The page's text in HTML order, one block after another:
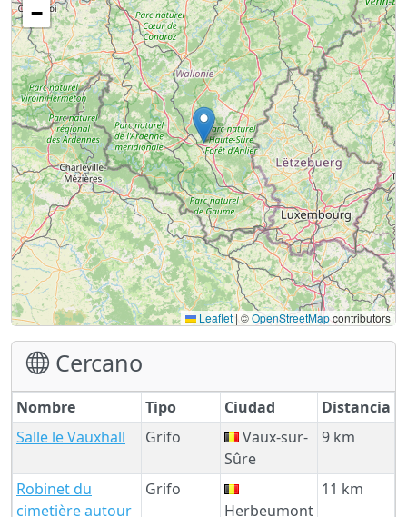
−
Leaflet| ©OpenStreetMapcontributors
Cercano
Nombre Tipo Ciudad
Distancia
Salle le Vauxhall
Grifo
Vaux-sur-
Sûre
9 km
Robinet du
cimetière autour
Grifo
Herbeumont
11 km